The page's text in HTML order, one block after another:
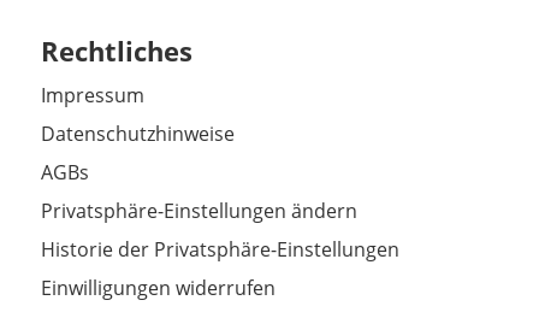
Rechtliches
Impressum
Datenschutzhinweise
AGBs
Privatsphäre-Einstellungen ändern
Historie der Privatsphäre-Einstellungen
Einwilligungen widerrufen